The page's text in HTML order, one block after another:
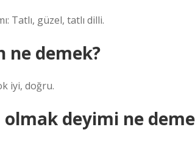
Tatlı, güzel, tatlı dilli.
ne demek?
iyi, doğru.
olmak deyimi ne